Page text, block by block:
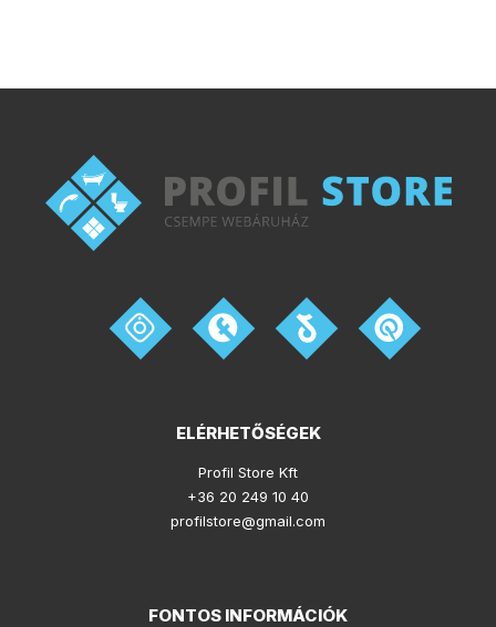
ELÉRHETŐSÉGEK
Profil Store Kft
+36 20 249 10 40
profilstore@gmail.com
FONTOS INFORMÁCIÓK